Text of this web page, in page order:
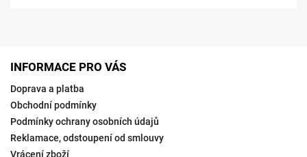
INFORMACE PRO VÁS
Doprava a platba
Obchodní podmínky
Podmínky ochrany osobních údajů
Reklamace, odstoupení od smlouvy
Vrácení zboží